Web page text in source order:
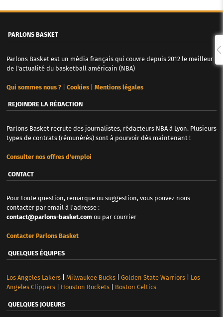
PARLONS BASKET
Parlons Basket est un média français qui couvre depuis 2012 le meilleur
de l'actualité du basketball américain (NBA)
Qui sommes nous ?| Cookies| Mentions légales
REJOINDRE LA RÉDACTION
Parlons Basket recrute des journalistes, rédacteurs NBA à Lyon. Plusieurs
types de contrats (rémunérés) sont à pourvoir dès maintenant !
Consulter nos offres d'emploi
CONTACT
Pour toute question, remarque ou suggestion, vous pouvez nous
contacter par email à l'adresse :
contact@parlons-basket.com ou par courrier
Contacter Parlons Basket
QUELQUES ÉQUIPES
Los Angeles Lakers| Milwaukee Bucks| Golden State Warriors| Los
Angeles Clippers| Houston Rockets| Boston Celtics
QUELQUES JOUEURS